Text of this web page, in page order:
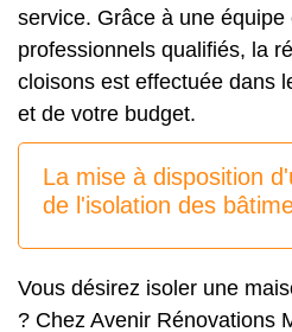
service. Grâce à une équipe
professionnels qualifiés, la
cloisons est effectuée dans
et de votre budget.
La mise à disposition
de l'isolation des
Vous désirez isoler une
? Chez Avenir Rénovations